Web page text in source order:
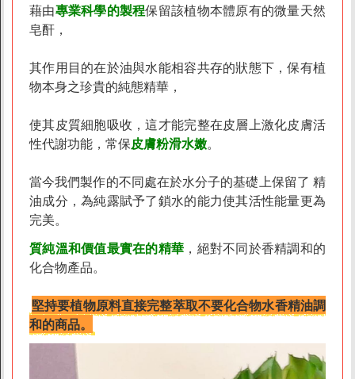
藉由專業科學的製程保留該植物本體原有的微量天然
皂酐，
其作用目的在於油與水能相容共存的狀態下，保有植
物本身之珍貴的純態精華，
使其皮質細胞吸收，這才能完整在皮層上激化皮膚活
性代謝功能，常保皮膚粉滑水嫩。
當今我們製作的不同處在於水分子的基礎上保留了 精
油成分，為純露賦予了鎖水的能力使其活性能量更為
完美。
質純溫和價值最實在的精華 ，絕對不同於香精調和的
化合物產品。
堅持要植物原料直接完整萃取不要化合物水香精油調
和的商品。